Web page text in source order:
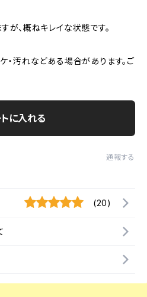
が、概ねキレイな状態です。
・汚れなどある場合があります。ご
に入れる
通報する
(20)